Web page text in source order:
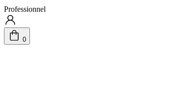
Professionnel
0